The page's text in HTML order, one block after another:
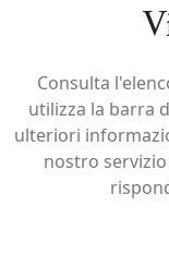
Consulta
utilizza la barra
ulteriori
nostro